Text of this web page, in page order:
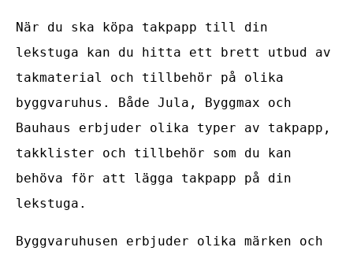
När du ska köpa takpapp till din
lekstuga kan du hitta ett brett utbud av
takmaterial och tillbehör på olika
byggvaruhus. Både Jula, Byggmax och
Bauhaus erbjuder olika typer av takpapp,
takklister och tillbehör som du kan
behöva för att lägga takpapp på din
lekstuga.
Byggvaruhusen erbjuder olika märken och